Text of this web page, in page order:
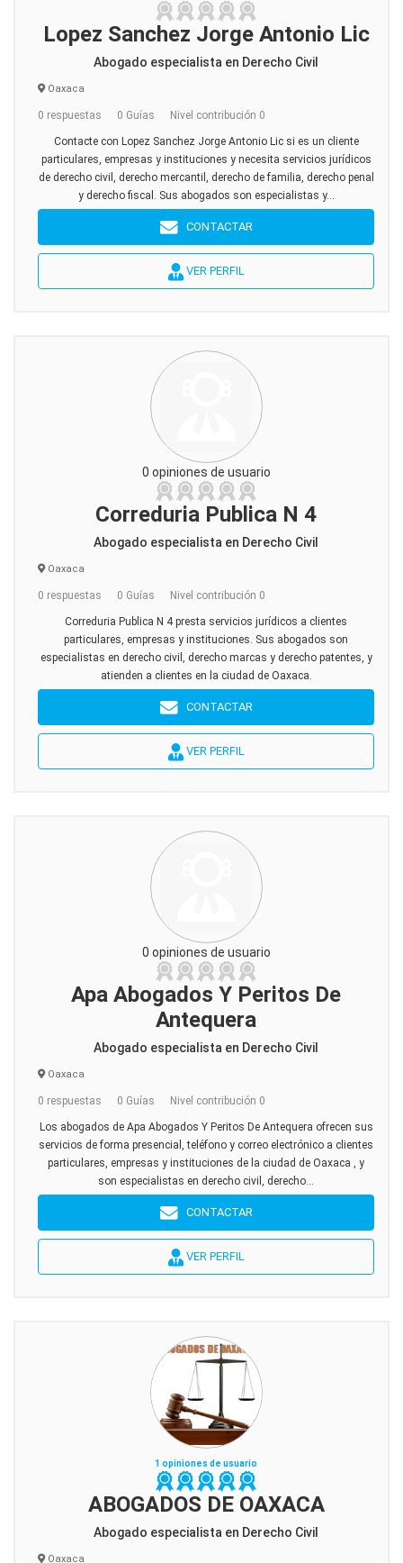
Lopez Sanchez Jorge Antonio Lic
Abogado especialista en Derecho Civil
Oaxaca
0 respuestas 0 Guías Nivel contribución 0
Contacte con Lopez Sanchez Jorge Antonio Lic si es un cliente
particulares, empresas y instituciones y necesita servicios jurídicos
de derecho civil, derecho mercantil, derecho de familia, derecho penal
y derecho fiscal. Sus abogados son especialistas y...
CONTACTAR
VER PERFIL
0 opiniones de usuario
Correduria Publica N 4
Abogado especialista en Derecho Civil
Oaxaca
0 respuestas 0 Guías Nivel contribución 0
Correduria Publica N 4 presta servicios jurídicos a clientes
particulares, empresas y instituciones. Sus abogados son
especialistas en derecho civil, derecho marcas y derecho patentes, y
atienden a clientes en la ciudad de Oaxaca.
CONTACTAR
VER PERFIL
0 opiniones de usuario
Apa Abogados Y Peritos De
Antequera
Abogado especialista en Derecho Civil
Oaxaca
0 respuestas 0 Guías Nivel contribución 0
Los abogados de Apa Abogados Y Peritos De Antequera ofrecen sus
servicios de forma presencial, teléfono y correo electrónico a clientes
particulares, empresas y instituciones de la ciudad de Oaxaca , y
son especialistas en derecho civil, derecho...
CONTACTAR
VER PERFIL
1 opiniones de usuario
ABOGADOS DE OAXACA
Abogado especialista en Derecho Civil
Oaxaca